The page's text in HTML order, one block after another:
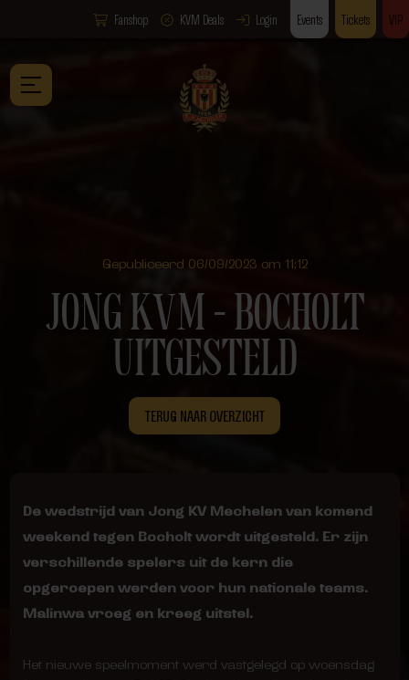
Fanshop KVM Deals Login Events Tickets VIP
Gepubliceerd 06/09/2023 om 11:12
JONG KVM – BOCHOLT
UITGESTELD
TERUG NAAR OVERZICHT
De wedstrijd van Jong KV Mechelen van komend
weekend tegen Bocholt wordt uitgesteld. Er zijn
verschillende spelers uit de kern die
opgeroepen werden voor hun nationale teams.
Malinwa vroeg en kreeg uitstel.
Het nieuwe speelmoment werd vastgelegd op woensdag